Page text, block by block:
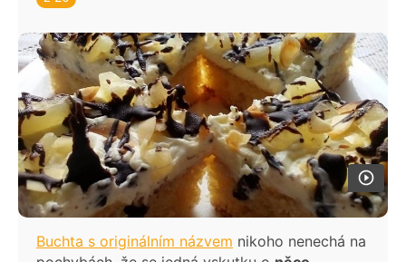
Kardinálův řez
Nebe v hubě
Rychlořezy s jogurtovo-pudinkovým
krémem
Polštářkový koláč
Krtkův dort na plechu
Pařížské řezy jednoduché
Buchta s originálním názvem nikoho nenechá na